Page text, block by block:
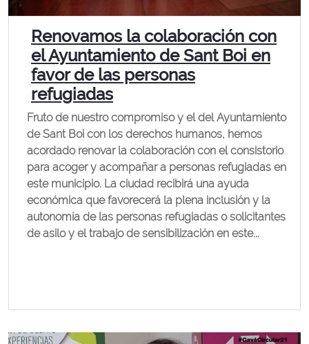
Renovamos la colaboración con
el Ayuntamiento de Sant Boi en
favor de las personas
refugiadas
Fruto de nuestro compromiso y el del Ayuntamiento
de Sant Boi con los derechos humanos, hemos
acordado renovar la colaboración con el consistorio
para acoger y acompañar a personas refugiadas en
este municipio. La ciudad recibirá una ayuda
económica que favorecerá la plena inclusión y la
autonomía de las personas refugiadas o solicitantes
de asilo y el trabajo de sensibilización en este...